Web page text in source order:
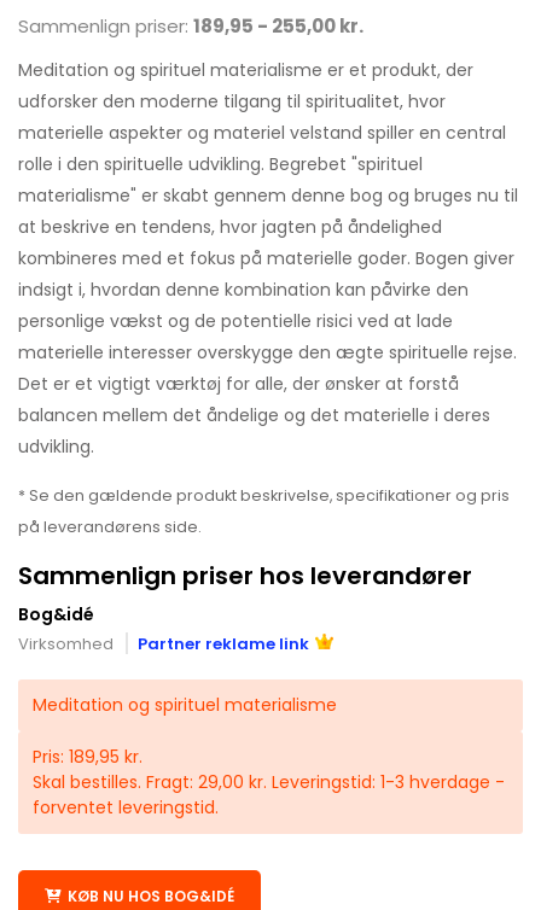
Sammenlign priser: 189,95 - 255,00 kr.
Meditation og spirituel materialisme er et produkt, der
udforsker den moderne tilgang til spiritualitet, hvor
materielle aspekter og materiel velstand spiller en central
rolle i den spirituelle udvikling. Begrebet "spirituel
materialisme" er skabt gennem denne bog og bruges nu til
at beskrive en tendens, hvor jagten på åndelighed
kombineres med et fokus på materielle goder. Bogen giver
indsigt i, hvordan denne kombination kan påvirke den
personlige vækst og de potentielle risici ved at lade
materielle interesser overskygge den ægte spirituelle rejse.
Det er et vigtigt værktøj for alle, der ønsker at forstå
balancen mellem det åndelige og det materielle i deres
udvikling.
* Se den gældende produkt beskrivelse, specifikationer og pris
på leverandørens side.
Sammenlign priser hos leverandører
Bog&idé
Virksomhed Partner reklame link
Meditation og spirituel materialisme
Pris: 189,95 kr.
Skal bestilles. Fragt: 29,00 kr. Leveringstid: 1-3 hverdage -
forventet leveringstid.
KØB NU HOS BOG&IDÉ